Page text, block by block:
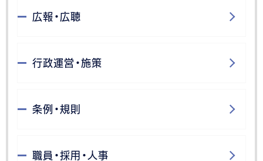
広報・広聴
行政運営・施策
条例・規則
職員・採用・人事